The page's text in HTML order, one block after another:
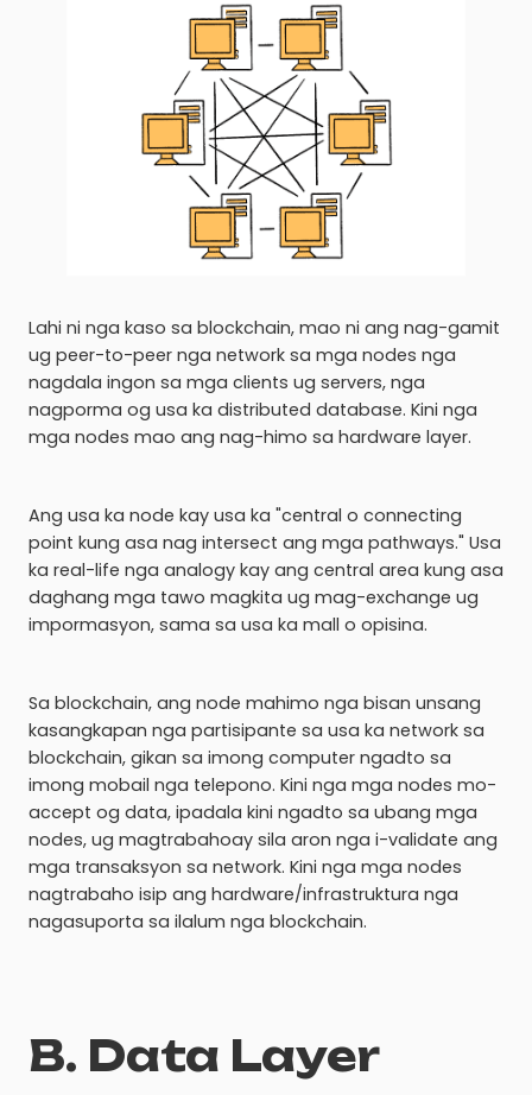
Lahi ni nga kaso sa blockchain, mao ni ang nag-gamit
ug peer-to-peer nga network sa mga nodes nga
nagdala ingon sa mga clients ug servers, nga
nagporma og usa ka distributed database. Kini nga
mga nodes mao ang nag-himo sa hardware layer.
Ang usa ka node kay usa ka "central o connecting
point kung asa nag intersect ang mga pathways." Usa
ka real-life nga analogy kay ang central area kung asa
daghang mga tawo magkita ug mag-exchange ug
impormasyon, sama sa usa ka mall o opisina.
Sa blockchain, ang node mahimo nga bisan unsang
kasangkapan nga partisipante sa usa ka network sa
blockchain, gikan sa imong computer ngadto sa
imong mobail nga telepono. Kini nga mga nodes mo-
accept og data, ipadala kini ngadto sa ubang mga
nodes, ug magtrabahoay sila aron nga i-validate ang
mga transaksyon sa network. Kini nga mga nodes
nagtrabaho isip ang hardware/infrastruktura nga
nagasuporta sa ilalum nga blockchain.
B. Data Layer